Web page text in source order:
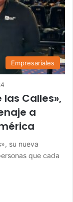
Empresariales
las Calles»,
a
su nueva
que cada